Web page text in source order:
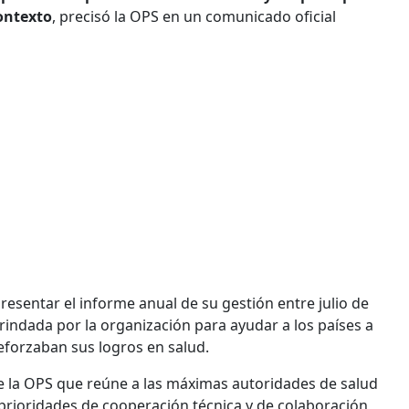
, precisó la OPS en un comunicado oficial
el informe anual de su gestión entre julio de
por la organización para ayudar a los países a
sus logros en salud.
OPS que reúne a las máximas autoridades de salud